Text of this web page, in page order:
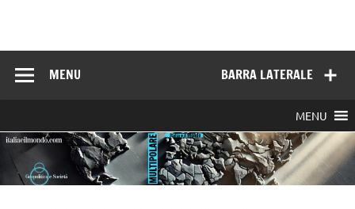
BARRA LATERALE
MENU
MENU